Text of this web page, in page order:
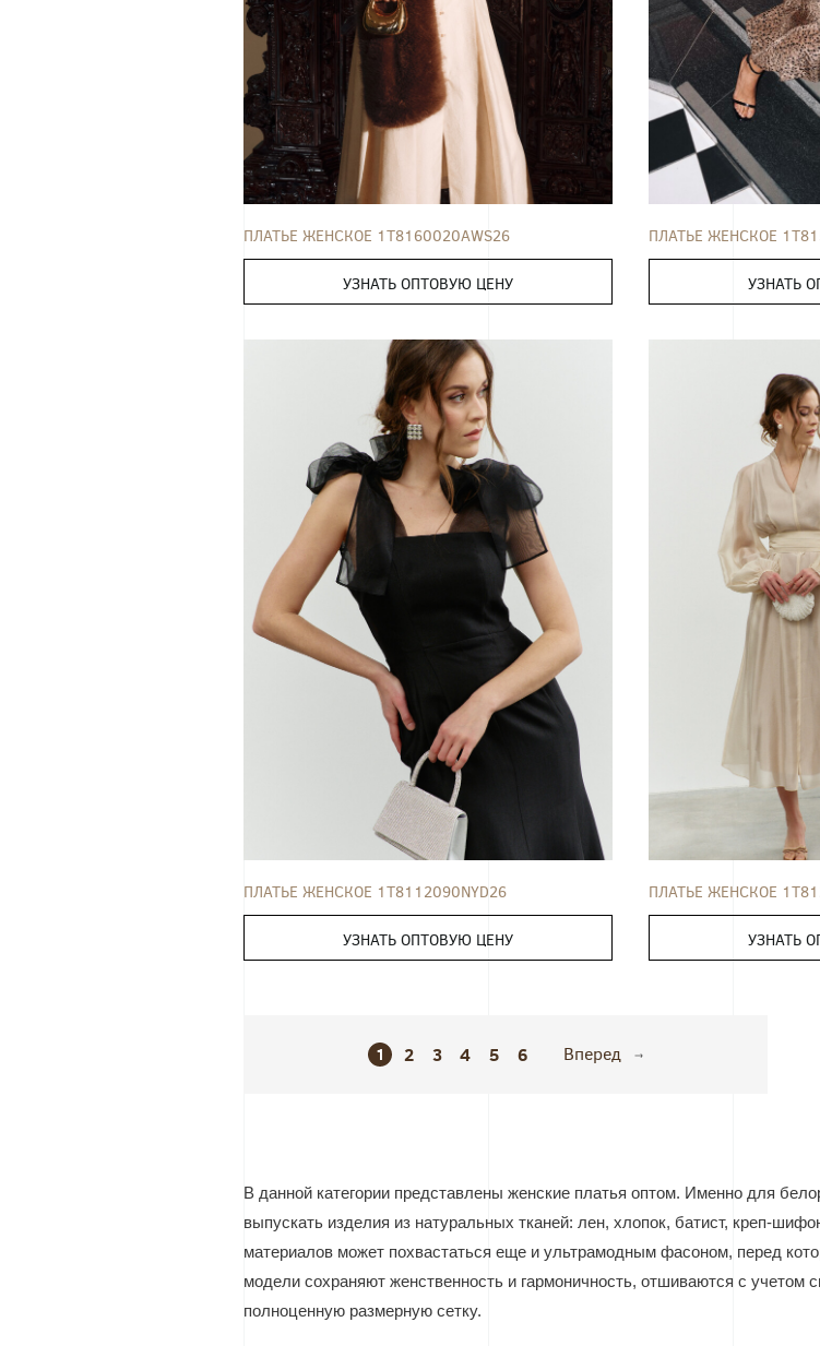
ПЛАТЬЕ 42 44 48 50 52
ПЛАТЬЕ ЖЕНСКОЕ 1T8160020AWS26
УЗНАТЬ ОПТОВУЮ ЦЕНУ
ПЛАТЬЕ 42
ПЛАТЬЕ ЖЕНСКОЕ
УЗНАТЬ
44 46 48 50
ПЛАТЬЕ ЖЕНСКОЕ 1T8112090NYD26
УЗНАТЬ ОПТОВУЮ ЦЕНУ
44
ПЛАТЬЕ ЖЕНСКОЕ
УЗНАТЬ
1 2 3 4 5 6 Вперед
В данной категории представлены женские платья оптом. Именно для
выпускать изделия из натуральных тканей: лен, хлопок, батист, креп-
материалов может похвастаться еще и ультрамодным фасоном, перед
модели сохраняют женственность и гармоничность, отшиваются с учетом
полноценную размерную сетку.